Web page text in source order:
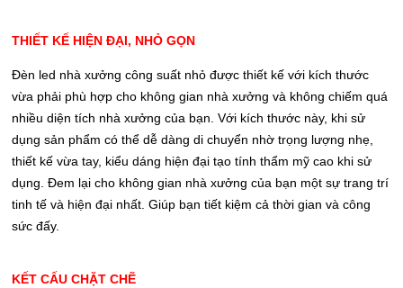
THIẾT KẾ HIỆN ĐẠI, NHỎ GỌN
Đèn led nhà xưởng công suất nhỏ được thiết kế với kích thước
vừa phải phù hợp cho không gian nhà xưởng và không chiếm quá
nhiều diện tích nhà xưởng của bạn. Với kích thước này, khi sử
dụng sản phẩm có thể dễ dàng di chuyển nhờ trọng lượng nhẹ,
thiết kế vừa tay, kiểu dáng hiện đại tạo tính thẩm mỹ cao khi sử
dụng. Đem lại cho không gian nhà xưởng của bạn một sự trang trí
tinh tế và hiện đại nhất. Giúp bạn tiết kiệm cả thời gian và công
sức đấy.
KẾT CẤU CHẶT CHẼ